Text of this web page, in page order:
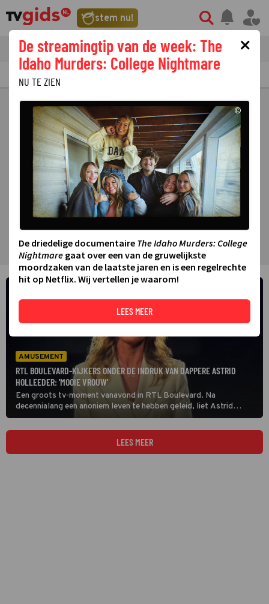
stem nu!
tvgids streaming nieuws
PRIMETIME GEMIST
AMUSEMENT
RTL BOULEVARD-KIJKERS ONDER DE INDRUK VAN DAPPERE ASTRID
HOLLEEDER: 'MOOIE VROUW'
Een groots tv-moment vanavond in RTL Boulevard. Na
decennialang een anoniem leven te hebben geleid, liet Astrid
Holleeder voor het eerst haar gezicht op de Nederlandse televisie
zien. Kijkers zijn diep onder de indruk.
LEES MEER
×
De streamingtip van de week: The
Idaho Murders: College Nightmare
NU TE ZIEN
©
De driedelige documentaire The Idaho Murders: College
Nightmare gaat over een van de gruwelijkste
moordzaken van de laatste jaren en is een regelrechte
hit op Netflix. Wij vertellen je waarom!
LEES MEER